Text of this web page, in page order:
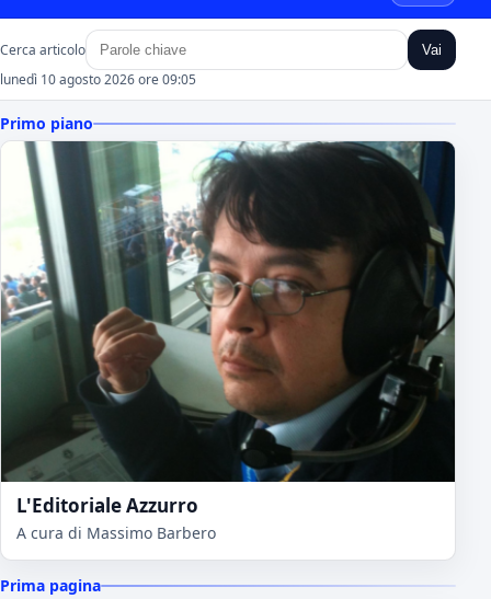
Cerca articolo Vai
lunedì 10 agosto 2026 ore 09:05
Primo piano
L'Editoriale Azzurro
A cura di Massimo Barbero
Prima pagina